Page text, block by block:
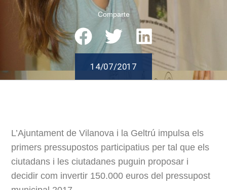
Comparte
14/07/2017
L’Ajuntament de Vilanova i la Geltrú impulsa els
primers pressupostos participatius per tal que els
ciutadans i les ciutadanes puguin proposar i
decidir com invertir 150.000 euros del pressupost